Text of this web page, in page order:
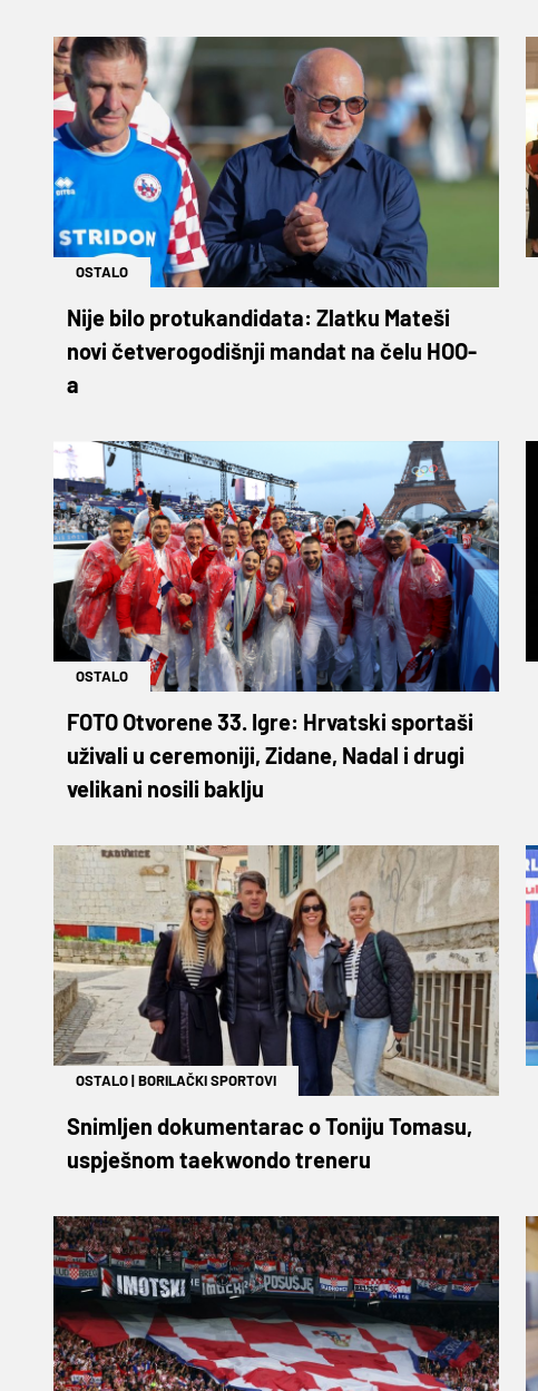
OSTALO
Nije bilo protukandidata: Zlatku Mateši
novi četverogodišnji mandat na čelu HOO-
a
OSTALO
FOTO Otvorene 33. Igre: Hrvatski sportaši
uživali u ceremoniji, Zidane, Nadal i drugi
velikani nosili baklju
OSTALO|BORILAČKI SPORTOVI
Snimljen dokumentarac o Toniju Tomasu,
uspješnom taekwondo treneru